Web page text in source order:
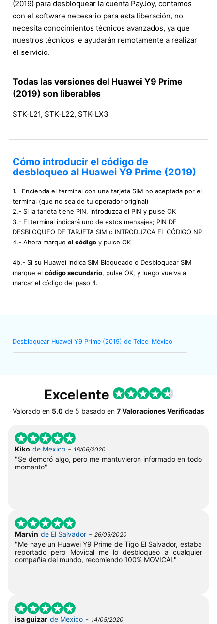
(2019) para desbloquear la cuenta PayJoy, contamos
con el software necesario para esta liberación, no
necesita conocimientos técnicos avanzados, ya que
nuestros técnicos le ayudarán remotamente a realizar
el servicio.
Todas las versiones del Huawei Y9 Prime
(2019) son liberables
STK-L21, STK-L22, STK-LX3
Cómo introducir el código de
desbloqueo al Huawei Y9 Prime (2019)
1.- Encienda el terminal con una tarjeta SIM no aceptada por el
terminal (que no sea de tu operador original)
2.- Si la tarjeta tiene PIN, introduzca el PIN y pulse OK
3.- El terminal indicará uno de estos mensajes; PIN DE
DESBLOQUEO DE TARJETA SIM o INTRODUZCA EL CÓDIGO NP
4.- Ahora marque el código y pulse OK
4b.- Si su Huawei indica SIM Bloqueado o Desbloquear SIM
marque el código secundario, pulse OK, y luego vuelva a
marcar el código del paso 4.
Desbloquear Huawei Y9 Prime (2019) de Telcel México
Excelente
Valorado en 5.0 de 5 basado en 7 Valoraciones Verificadas
Kiko de Mexico - 16/06/2020
"Se demoró algo, pero me mantuvieron informado en todo
momento"
Marvin de El Salvador - 26/05/2020
"Me haye un Huawei Y9 Prime de Tigo El Salvador, estaba
reportado pero Movical me lo desbloqueo a cualquier
compañía del mundo, recomiendo 100% MOVICAL"
isa guizar de Mexico - 14/05/2020